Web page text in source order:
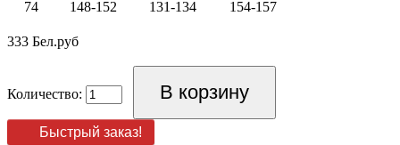
74
148-152 131-134 154-157
333 Бел.руб
Количество:
Быстрый заказ!